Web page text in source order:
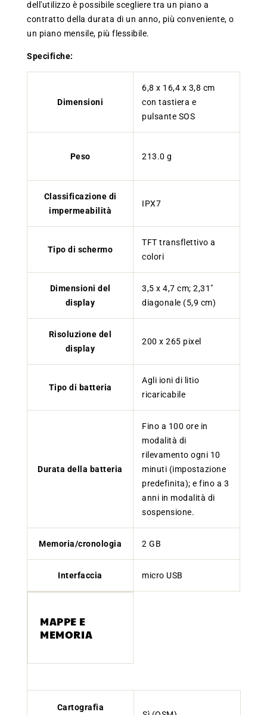
dell'utilizzo è possibile scegliere tra un piano a
contratto della durata di un anno, più conveniente, o
un piano mensile, più flessibile.
Specifiche:
Dimensioni
6,8 x 16,4 x 3,8 cm
con tastiera e
pulsante SOS
Peso 213.0 g
Classificazione di
impermeabilità
IPX7
Tipo di schermo
TFT transflettivo a
colori
Dimensioni del
display
3,5 x 4,7 cm; 2,31"
diagonale (5,9 cm)
Risoluzione del
display
200 x 265 pixel
Tipo di batteria
Agli ioni di litio
ricaricabile
Durata della batteria
Fino a 100 ore in
modalità di
rilevamento ogni 10
minuti (impostazione
predefinita); e fino a 3
anni in modalità di
sospensione.
Memoria/cronologia 2 GB
Interfaccia micro USB
MAPPE E
MEMORIA
Cartografia